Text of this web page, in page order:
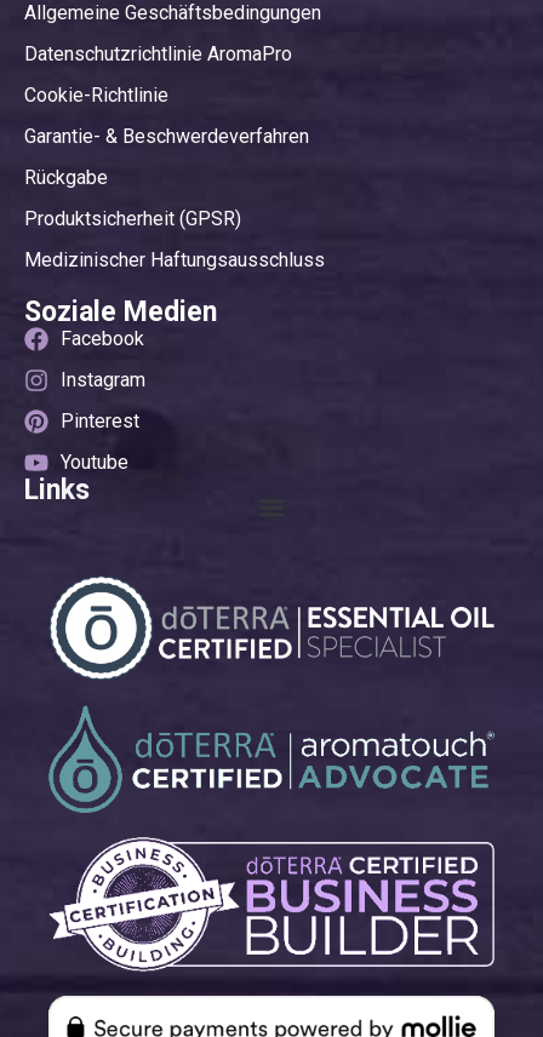
Allgemeine Geschäftsbedingungen
Datenschutzrichtlinie AromaPro
Cookie-Richtlinie
Garantie- & Beschwerdeverfahren
Rückgabe
Produktsicherheit (GPSR)
Medizinischer Haftungsausschluss
Soziale Medien
Facebook
Instagram
Pinterest
Youtube
Links